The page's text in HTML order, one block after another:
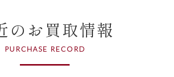
のお買取情報
PURCHASE RECORD